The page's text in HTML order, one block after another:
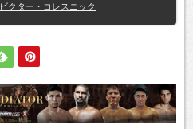
ビクター・コレスニック